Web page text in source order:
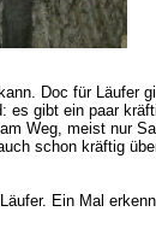
Doc für Läufer
gibt ein paar
Weg, meist nur
schon kräftig
Ein Mal